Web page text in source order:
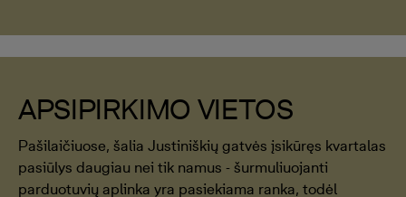
APSIPIRKIMO VIETOS
Pašilaičiuose, šalia Justiniškių gatvės įsikūręs kvartalas
pasiūlys daugiau nei tik namus - šurmuliuojanti
parduotuvių aplinka yra pasiekiama ranka, todėl